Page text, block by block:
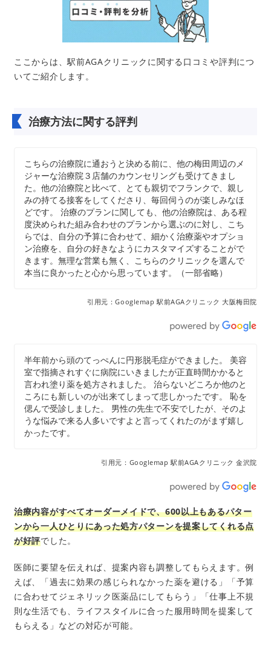
ここからは、駅前AGAクリニックに関する口コミや評判につ
いてご紹介します。
治療方法に関する評判
こちらの治療院に通おうと決める前に、他の梅田周辺のメ
ジャーな治療院３店舗のカウンセリングも受けてきまし
た。他の治療院と比べて、とても親切でフランクで、親し
みの持てる接客をしてくださり、毎回伺うのが楽しみなほ
どです。 治療のプランに関しても、他の治療院は、ある程
度決められた組み合わせのプランから選ぶのに対し、こち
らでは、自分の予算に合わせて、細かく治療薬やオプショ
ン治療を、自分の好きなようにカスタマイズすることがで
きます。無理な営業も無く、こちらのクリニックを選んで
本当に良かったと心から思っています。（一部省略）
引用元：Googlemap 駅前AGAクリニック 大阪梅田院
半年前から頭のてっぺんに円形脱毛症ができました。 美容
室で指摘されすぐに病院にいきましたが正直時間かかると
言われ塗り薬を処方されました。 治らないどころか他のと
ころにも新しいのが出来てしまって悲しかったです。 恥を
偲んで受診しました。 男性の先生で不安でしたが、そのよ
うな悩みで来る人多いですよと言ってくれたのがまず嬉し
かったです。
引用元：Googlemap 駅前AGAクリニック 金沢院
治療内容がすべてオーダーメイドで、600以上もあるパター
ンから一人ひとりにあった処方パターンを提案してくれる点
が好評でした。
医師に要望を伝えれば、提案内容も調整してもらえます。例
えば、「過去に効果の感じられなかった薬を避ける」「予算
に合わせてジェネリック医薬品にしてもらう」「仕事上不規
則な生活でも、ライフスタイルに合った服用時間を提案して
もらえる」などの対応が可能。